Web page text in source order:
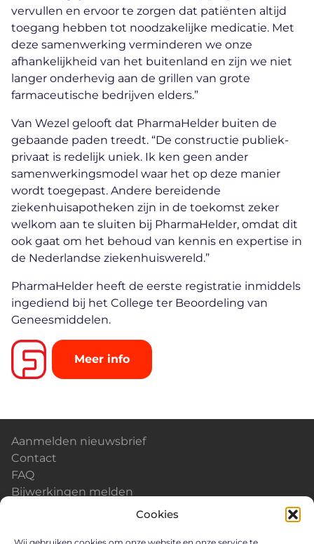
Cookies
vervullen en ervoor te zorgen dat patiënten altijd
toegang hebben tot noodzakelijke medicatie. Met
deze samenwerking verminderen we onze
afhankelijkheid van het buitenland en zijn we niet
langer onderhevig aan de grillen van grote
farmaceutische bedrijven elders.”
Van Wezel gelooft dat PharmaHelder buiten de
gebaande paden treedt. “De constructie publiek-
privaat is redelijk uniek. Ik ken geen ander
samenwerkingsmodel waar het op deze manier
wordt toegepast. Andere bereidende
ziekenhuisapotheken zijn in de toekomst zeker
welkom aan te sluiten bij PharmaHelder, omdat dit
ook gaat om het behoud van kennis en expertise in
de Nederlandse ziekenhuiswereld.”
PharmaHelder heeft de eerste registratie inmiddels
ingediend bij het College ter Beoordeling van
Geneesmiddelen.
Meer info
Aanmelden nieuwsbrief
Contact
FAQ
Bijwerkingen melden